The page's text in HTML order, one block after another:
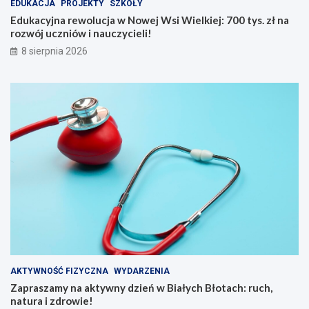
o
w
e
j
W
i
l
t
y
s
.
i
e
ń
w
B
a
h
r
u
c
h
EDUKACJA PROJEKTY SZKOŁY
Edukacyjna rewolucja w Nowej Wsi Wielkiej: 700 tys. zł na
rozwój uczniów i nauczycieli!
8 sierpnia 2026
AKTYWNOŚĆ FIZYCZNA WYDARZENIA
Zapraszamy na aktywny dzień w Białych Błotach: ruch,
natura i zdrowie!